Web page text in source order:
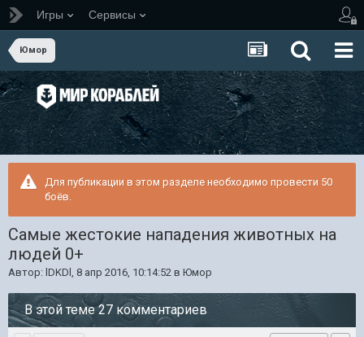
Игры Сервисы
Юмор
Для публикации в этом разделе необходимо провести 50
боёв.
Самые жестокие нападения животных на
людей 0+
Автор: lDKDl , 8 апр 2016, 10:14:52 в Юмор
В этой теме 27 комментариев